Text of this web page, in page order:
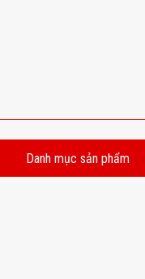
Danh mục sản phẩm